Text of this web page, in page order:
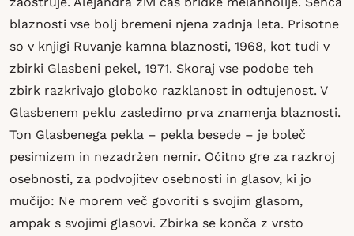
blaznosti vse bolj bremeni njena zadnja leta. Prisotne
so v knjigi Ruvanje kamna blaznosti, 1968, kot tudi v
zbirki Glasbeni pekel, 1971. Skoraj vse podobe teh
zbirk razkrivajo globoko razklanost in odtujenost. V
Glasbenem peklu zasledimo prva znamenja blaznosti.
Ton Glasbenega pekla – pekla besede – je boleč
pesimizem in nezadržen nemir. Očitno gre za razkroj
osebnosti, za podvojitev osebnosti in glasov, ki jo
mučijo: Ne morem več govoriti s svojim glasom,
ampak s svojimi glasovi. Zbirka se konča z vrsto